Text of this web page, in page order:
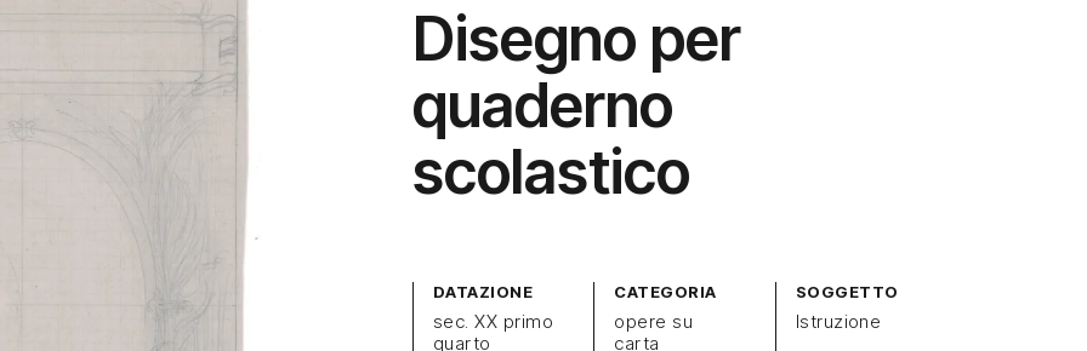
Disegno per
quaderno
scolastico
DATAZIONE
sec. XX primo
quarto
CATEGORIA
opere su
carta
SOGGETTO
Istruzione